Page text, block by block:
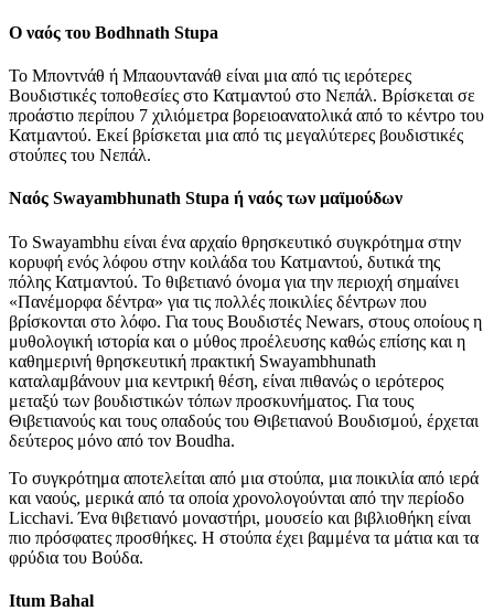
Ο ναός του Bodhnath Stupa
Το Μποντνάθ ή Μπαουντανάθ είναι μια από τις ιερότερες
Βουδιστικές τοποθεσίες στο Κατμαντού στο Νεπάλ. Βρίσκεται σε
προάστιο περίπου 7 χιλιόμετρα βορειοανατολικά από το κέντρο του
Κατμαντού. Εκεί βρίσκεται μια από τις μεγαλύτερες βουδιστικές
στούπες του Νεπάλ.
Ναός Swayambhunath Stupa ή ναός των μαϊμούδων
Το Swayambhu είναι ένα αρχαίο θρησκευτικό συγκρότημα στην
κορυφή ενός λόφου στην κοιλάδα του Κατμαντού, δυτικά της
πόλης Κατμαντού. Το θιβετιανό όνομα για την περιοχή σημαίνει
«Πανέμορφα δέντρα» για τις πολλές ποικιλίες δέντρων που
βρίσκονται στο λόφο. Για τους Βουδιστές Newars, στους οποίους η
μυθολογική ιστορία και ο μύθος προέλευσης καθώς επίσης και η
καθημερινή θρησκευτική πρακτική Swayambhunath
καταλαμβάνουν μια κεντρική θέση, είναι πιθανώς ο ιερότερος
μεταξύ των βουδιστικών τόπων προσκυνήματος. Για τους
Θιβετιανούς και τους οπαδούς του Θιβετιανού Βουδισμού, έρχεται
δεύτερος μόνο από τον Boudha.
Το συγκρότημα αποτελείται από μια στούπα, μια ποικιλία από ιερά
και ναούς, μερικά από τα οποία χρονολογούνται από την περίοδο
Licchavi. Ένα θιβετιανό μοναστήρι, μουσείο και βιβλιοθήκη είναι
πιο πρόσφατες προσθήκες. Η στούπα έχει βαμμένα τα μάτια και τα
φρύδια του Βούδα.
Itum Bahal